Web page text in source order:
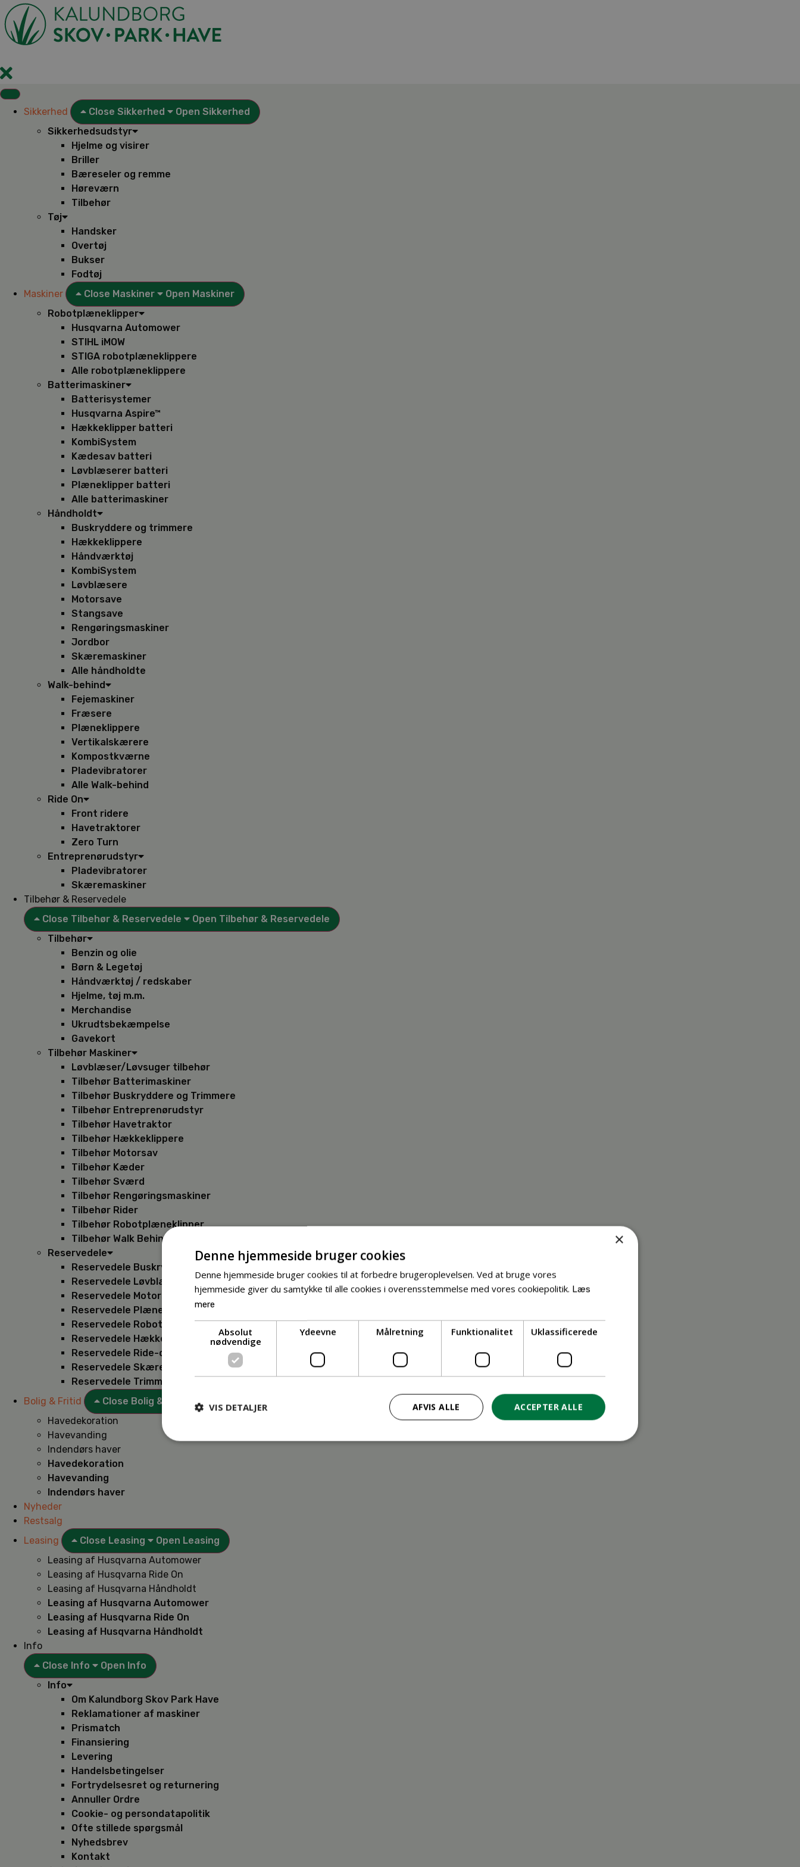
Videre
til
indhold
Sikkerhed Close Sikkerhed
Open Sikkerhed
Sikkerhedsudstyr
Hjelme og visirer
Briller
Bæreseler og remme
Høreværn
Tilbehør
Tøj
Handsker
Overtøj
Bukser
Fodtøj
Maskiner
Close Maskiner
Open Maskiner
Robotplæneklipper
Husqvarna Automower
STIHL iMOW
STIGA robotplæneklippere
Alle robotplæneklippere
Batterimaskiner
Batterisystemer
Husqvarna Aspire™
Hækkeklipper batteri
KombiSystem
Kædesav batteri
Løvblæserer batteri
Plæneklipper batteri
Alle batterimaskiner
Håndholdt
Buskryddere og trimmere
Hækkeklippere
Håndværktøj
KombiSystem
Løvblæsere
Motorsave
Stangsave
Rengøringsmaskiner
Jordbor
Skæremaskiner
Alle håndholdte
Walk-behind
Fejemaskiner
Fræsere
Plæneklippere
Vertikalskærere
Kompostkværne
Pladevibratorer
Alle Walk-behind
Ride On
Front ridere
Havetraktorer
Zero Turn
Entreprenørudstyr
Pladevibratorer
Skæremaskiner
Tilbehør & Reservedele
Close Tilbehør & Reservedele
Open Tilbehør & Reservedele
Tilbehør
Benzin og olie
Børn & Legetøj
Håndværktøj / redskaber
Hjelme, tøj m.m.
Merchandise
Ukrudtsbekæmpelse
Gavekort
Tilbehør Maskiner
Løvblæser/Løvsuger tilbehør
Tilbehør Batterimaskiner
Tilbehør Buskryddere og Trimmere
Tilbehør Entreprenørudstyr
Tilbehør Havetraktor
Tilbehør Hækkeklippere
Tilbehør Motorsav
Tilbehør Kæder
Tilbehør Sværd
Tilbehør Rengøringsmaskiner
Tilbehør Rider
Tilbehør Robotplæneklipper
Tilbehør Walk Behind
Reservedele
Reservedele Buskryddere
Reservedele Løvblæsere
Reservedele Motorsave
Reservedele Plæneklippere
Reservedele Robotplæneklippere
Reservedele Hækkeklippere
Reservedele Ride-on
Reservedele Skæremaskiner
Reservedele Trimmere
Bolig & Fritid
Close Bolig & Fritid
Havedekoration
Havevanding
Indendørs haver
Havedekoration
Havevanding
Indendørs haver
Nyheder
Restsalg
Leasing
Close Leasing
Open Leasing
Leasing af Husqvarna Automower
Leasing af Husqvarna Ride On
Leasing af Husqvarna Håndholdt
Leasing af Husqvarna Automower
Leasing af Husqvarna Ride On
Leasing af Husqvarna Håndholdt
Info
Close Info
Open Info
Info
Om Kalundborg Skov Park Have
Reklamationer af maskiner
Prismatch
Finansiering
Levering
Handelsbetingelser
Fortrydelsesret og returnering
Annuller Ordre
Cookie- og persondatapolitik
Ofte stillede spørgsmål
Nyhedsbrev
Kontakt
×
Denne hjemmeside bruger cookies
Denne hjemmeside bruger cookies til at forbedre brugeroplevelsen. Ved at bruge vores
hjemmeside giver du samtykke til alle cookies i overensstemmelse med vores cookiepolitik. Læs
mere
Absolut
nødvendige
Ydeevne Målretning Funktionalitet Uklassificerede
ACCEPTER ALLE
AFVIS ALLE
VIS DETALJER